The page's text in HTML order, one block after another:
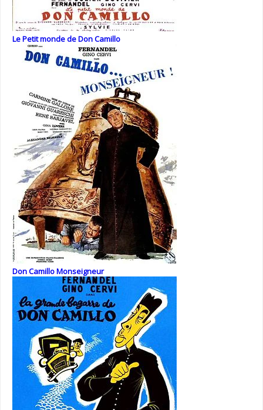
Le Petit monde de Don Camillo
Don Camillo Monseigneur